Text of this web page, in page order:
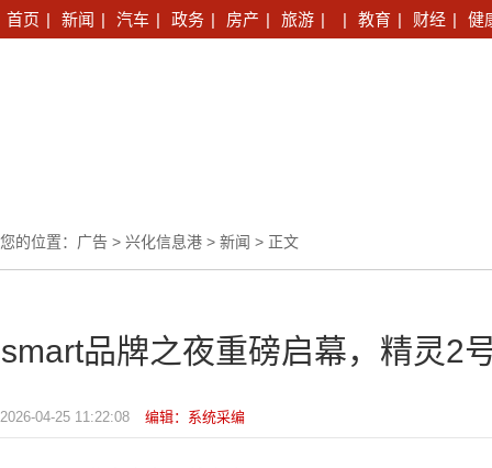
首页 | 新闻 | 汽车 | 政务 | 房产 | 旅游 | | 教育 | 财经 | 健
您的位置： 广告 > 兴化信息港 > 新闻 > 正文
smart品牌之夜重磅启幕，精灵2
2026-04-25 11:22:08 编辑：系统采编